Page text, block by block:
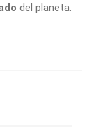
del planeta.